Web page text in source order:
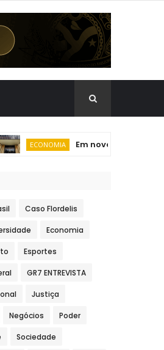
ECONOMIA Em nova redução,
Caso Flordelis
Economia
Esportes
GR7 ENTREVISTA
Justiça
Negócios Poder
Sociedade